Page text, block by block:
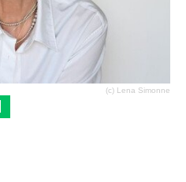
(c) Lena Simonne